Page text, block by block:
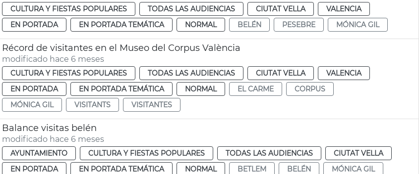
CULTURA Y FIESTAS POPULARES TODAS LAS AUDIENCIAS CIUTAT VELLA
VALENCIA
EN PORTADA
EN PORTADA TEMÁTICA NORMAL BELÉN PESEBRE MÓNICA GIL
Récord de visitantes en el Museo del Corpus València
modificado hace 6 meses
CULTURA Y FIESTAS POPULARES TODAS LAS AUDIENCIAS CIUTAT VELLA
VALENCIA
EN PORTADA
EN PORTADA TEMÁTICA NORMAL EL CARME
CORPUS
MÓNICA GIL
VISITANTS VISITANTES
Balance visitas belén
modificado hace 6 meses
AYUNTAMIENTO CULTURA Y FIESTAS POPULARES TODAS LAS AUDIENCIAS
CIUTAT VELLA
EN PORTADA
EN PORTADA TEMÁTICA NORMAL BETLEM BELÉN MÓNICA GIL